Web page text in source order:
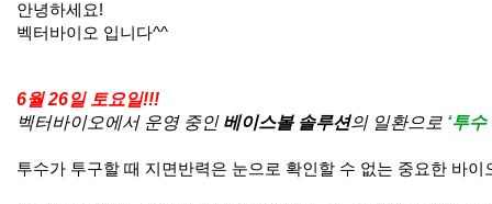
안녕하세요!
벡터바이오 입니다^^
6월 26일 토요일!!!
벡터바이오에서 운영 중인 베이스볼 솔루션의 일환으로 ‘투
투수가 투구할 때 지면반력은 눈으로 확인할 수 없는 중요한 바